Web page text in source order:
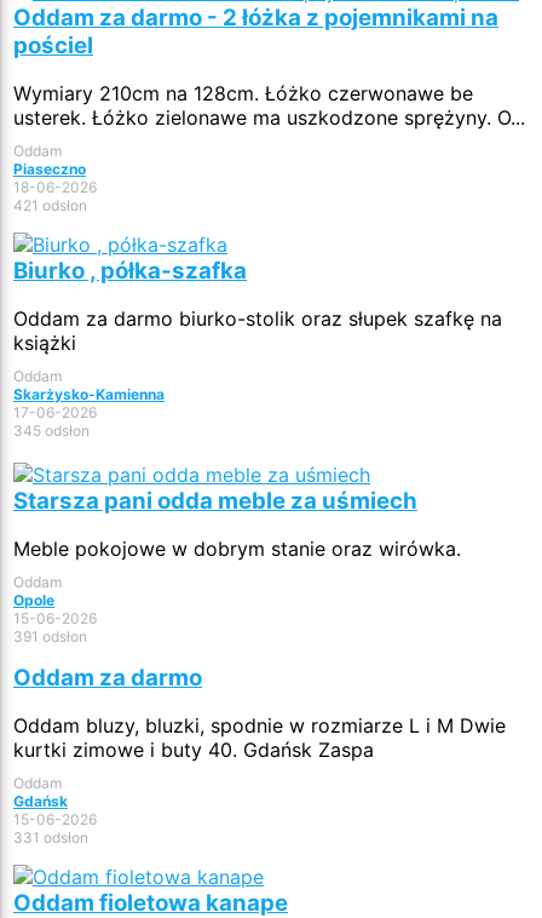
Oddam za darmo - 2 łóżka z pojemnikami na
pościel
Wymiary 210cm na 128cm. Łóżko czerwonawe be
usterek. Łóżko zielonawe ma uszkodzone sprężyny. O...
Oddam
Piaseczno
18-06-2026
421 odsłon
Biurko , półka-szafka
Oddam za darmo biurko-stolik oraz słupek szafkę na
książki
Oddam
Skarżysko-Kamienna
17-06-2026
345 odsłon
Starsza pani odda meble za uśmiech
Meble pokojowe w dobrym stanie oraz wirówka.
Oddam
Opole
15-06-2026
391 odsłon
Oddam za darmo
Oddam bluzy, bluzki, spodnie w rozmiarze L i M Dwie
kurtki zimowe i buty 40. Gdańsk Zaspa
Oddam
Gdańsk
15-06-2026
331 odsłon
Oddam fioletowa kanape